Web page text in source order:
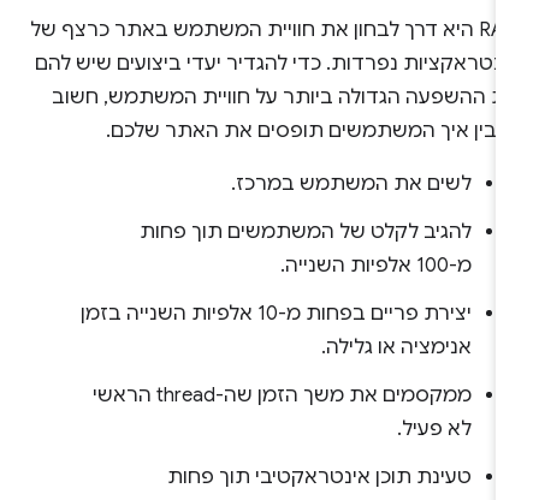
‫RAIL היא דרך לבחון את חוויית המשתמש באתר כרצף של
נפרדות. כדי להגדיר יעדי ביצועים שיש להם
ההשפעה הגדולה ביותר על חוויית המשתמש, חשוב
איך המשתמשים תופסים את האתר שלכם.
לשים את המשתמש במרכז.
להגיב לקלט של המשתמשים תוך פחות
יצירת פריים בפחות מ-10 אלפיות השנייה בזמן
אנימציה או גלילה.
ממקסמים את משך הזמן שה-thread הראשי
לא פעיל.
טעינת תוכן אינטראקטיבי תוך פחות